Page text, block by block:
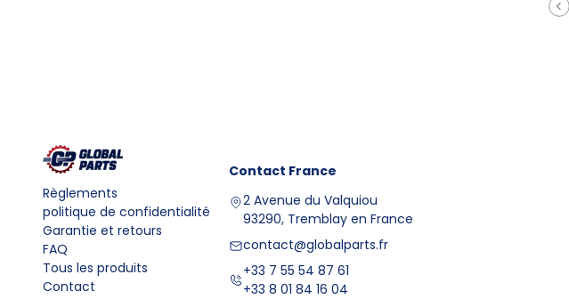
Règlements
politique de confidentialité
Garantie et retours
FAQ
Tous les produits
Contact
Contact France
2 Avenue du Valquiou
93290, Tremblay en France
contact@globalparts.fr
+33 7 55 54 87 61
+33 8 01 84 16 04